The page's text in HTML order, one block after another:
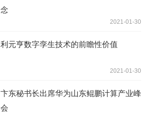
念
2021-01-30
利元亨数字孪生技术的前瞻性价值
2021-01-30
卞东秘书长出席华为山东鲲鹏计算产业峰
会